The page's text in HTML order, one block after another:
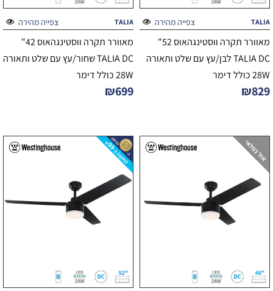
צפייה מהירה TALIA
מאוורר תקרה ווסטינגהאוס 52"
TALIA DC לבן/עץ עם שלט ותאורה
28W כולל דימר
₪829
צפייה מהירה TALIA
מאוורר תקרה ווסטינגהאוס 42"
TALIA DC שחור/עץ עם שלט ותאורה
28W כולל דימר
₪699